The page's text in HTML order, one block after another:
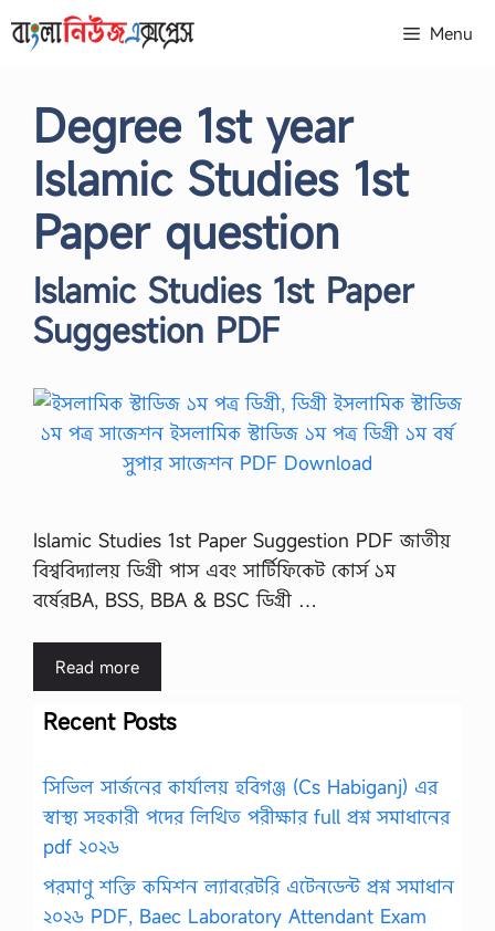
to
Menu
Degree 1st year
Islamic Studies 1st
Paper question
Islamic Studies 1st Paper
Suggestion PDF
Islamic Studies 1st Paper Suggestion PDF জাতীয়
বিশ্ববিদ্যালয় ডিগ্রী পাস এবং সার্টিফিকেট কোর্স ১ম
বর্ষেরBA, BSS, BBA & BSC ডিগ্রী …
Read more
Recent Posts
সিভিল সার্জনের কার্যালয় হবিগঞ্জ (Cs Habiganj) এর
স্বাস্থ্য সহকারী পদের লিখিত পরীক্ষার full প্রশ্ন সমাধানের
pdf ২০২৬
পরমাণু শক্তি কমিশন ল্যাবরেটরি এটেনডেন্ট প্রশ্ন সমাধান
২০২৬ PDF, Baec Laboratory Attendant Exam